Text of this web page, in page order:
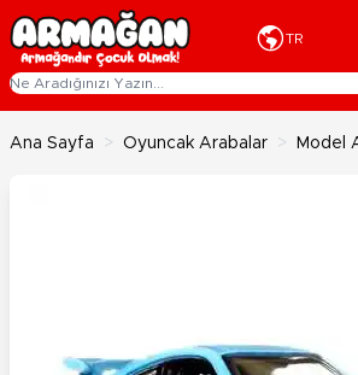
İçeriğe geç
TR
Ana Sayfa > Oyuncak Arabalar > Model